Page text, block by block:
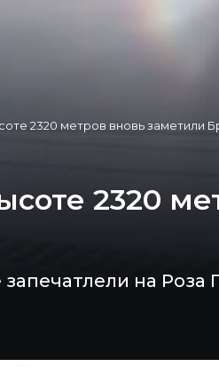
2320 метров вновь заметили
2320
на Роза